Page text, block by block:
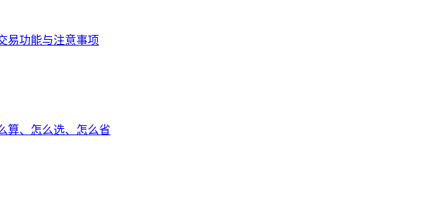
易功能与注意事项
算、怎么选、怎么省